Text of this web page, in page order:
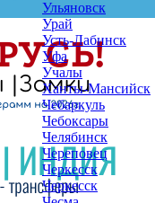
Ульяновск
Урай
Усть-Лабинск
Уфа
Учалы
Ханты-Мансийск
Чебаркуль
Чебоксары
Челябинск
Череповец
Черкесск
Черкесск